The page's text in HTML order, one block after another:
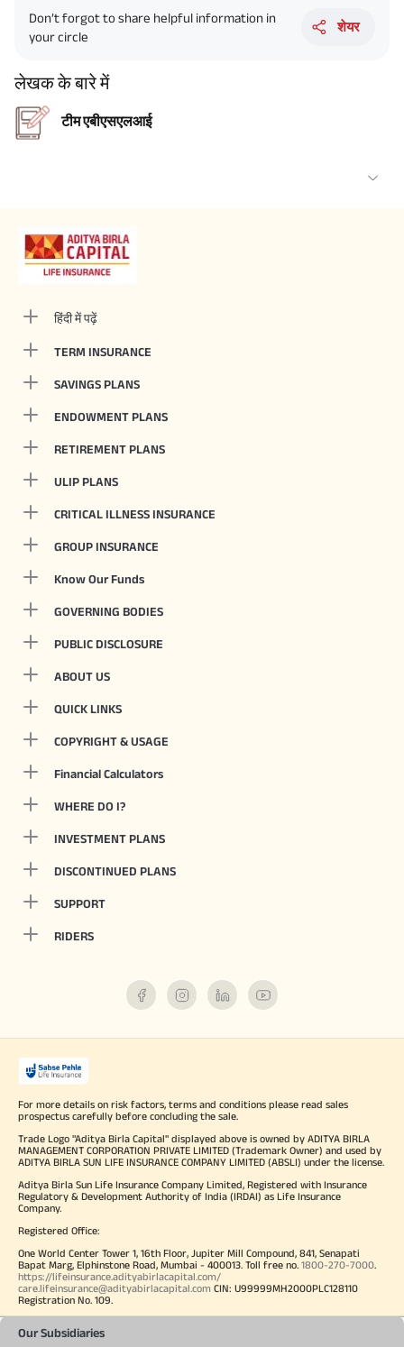
Don’t forgot to share helpful information in
your circle
शेयर
लेखक के बारे में
टीम एबीएसएलआई
हिंदी में पढ़ें
TERM INSURANCE
SAVINGS PLANS
ENDOWMENT PLANS
RETIREMENT PLANS
ULIP PLANS
CRITICAL ILLNESS INSURANCE
GROUP INSURANCE
Know Our Funds
GOVERNING BODIES
PUBLIC DISCLOSURE
ABOUT US
QUICK LINKS
COPYRIGHT & USAGE
Financial Calculators
WHERE DO I?
INVESTMENT PLANS
DISCONTINUED PLANS
SUPPORT
RIDERS
For more details on risk factors, terms and conditions please read sales
prospectus carefully before concluding the sale.
Trade Logo "Aditya Birla Capital" displayed above is owned by ADITYA BIRLA
MANAGEMENT CORPORATION PRIVATE LIMITED (Trademark Owner) and used by
ADITYA BIRLA SUN LIFE INSURANCE COMPANY LIMITED (ABSLI) under the license.
Aditya Birla Sun Life Insurance Company Limited, Registered with Insurance
Regulatory & Development Authority of India (IRDAI) as Life Insurance
Company.
Registered Office:
One World Center Tower 1, 16th Floor, Jupiter Mill Compound, 841, Senapati
Bapat Marg, Elphinstone Road, Mumbai - 400013. Toll free no. 1800-270-7000.
https://lifeinsurance.adityabirlacapital.com/
care.lifeinsurance@adityabirlacapital.com CIN: U99999MH2000PLC128110
Registration No. 109.
Our Subsidiaries